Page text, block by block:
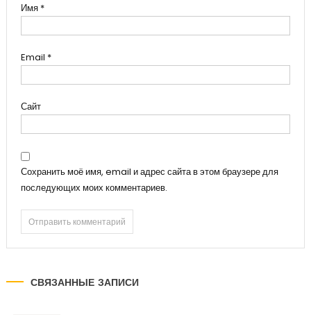
Имя *
Email *
Сайт
Сохранить моё имя, email и адрес сайта в этом браузере для
последующих моих комментариев.
СВЯЗАННЫЕ ЗАПИСИ